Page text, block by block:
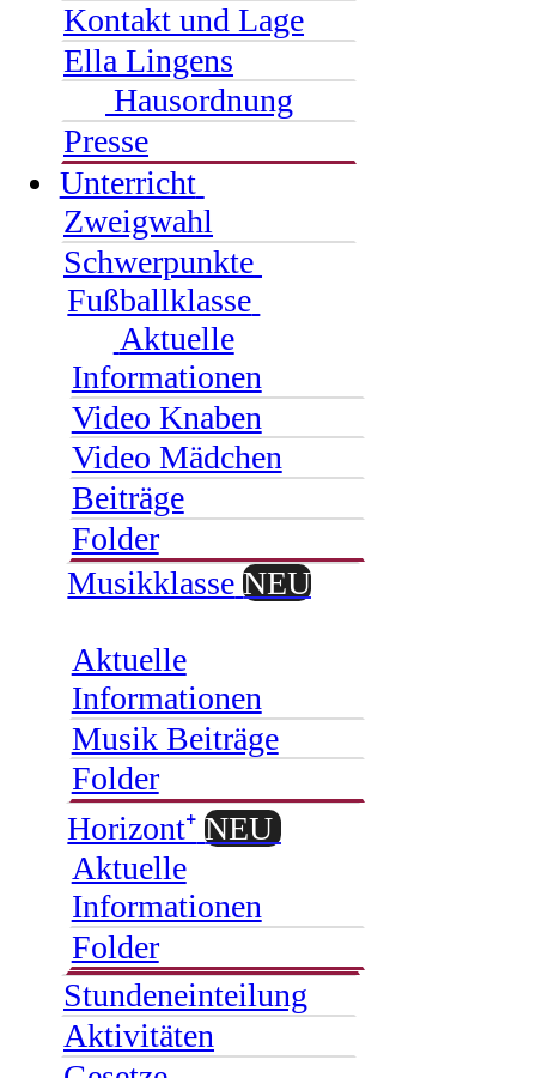
Kontakt und Lage
Ella Lingens
Hausordnung
Presse
Unterricht
Zweigwahl
Schwerpunkte
Fußballklasse
Aktuelle
Informationen
Video Knaben
Video Mädchen
Beiträge
Folder
Musikklasse NEU
Aktuelle
Informationen
Musik Beiträge
Folder
Horizont⁺ NEU
Aktuelle
Informationen
Folder
Stundeneinteilung
Aktivitäten